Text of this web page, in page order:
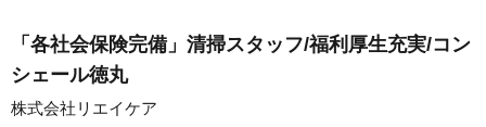
「各社会保険完備」清掃スタッフ/福利厚生充実/コン
シェール徳丸
株式会社リエイケア